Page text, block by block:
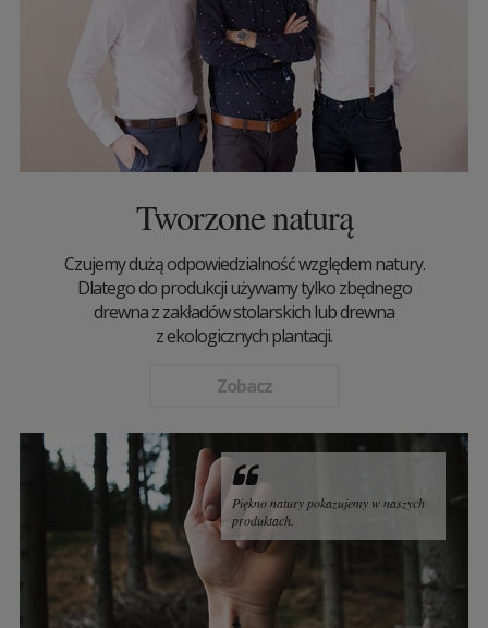
Tworzone naturą
Czujemy dużą odpowiedzialność względem natury.
Dlatego do produkcji używamy tylko zbędnego
drewna z zakładów stolarskich lub drewna
z ekologicznych plantacji.
Zobacz
Piękno natury pokazujemy w naszych
produktach.